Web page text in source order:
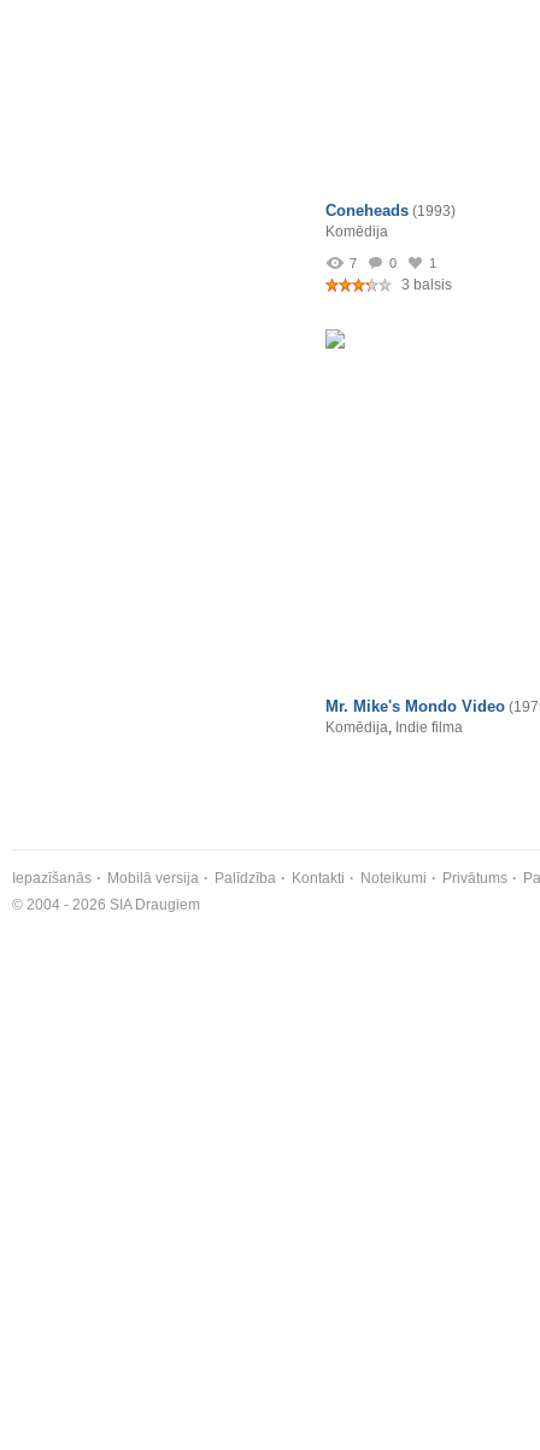
Coneheads (1993)
Komēdija
7 0 1
3 balsis
Mr. Mike's Mondo Video
Komēdija, Indie filma
Iepazīšanās Mobilā versija Palīdzība Kontakti Noteikumi Privātums
© 2004 - 2026 SIA Draugiem